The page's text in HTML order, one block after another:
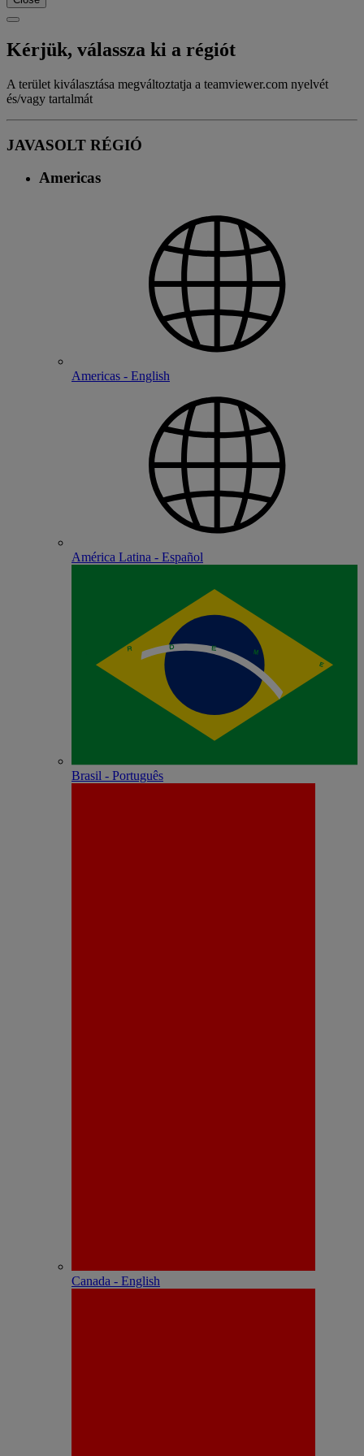
Kérjük, válassza ki a régiót
A terület kiválasztása megváltoztatja a teamviewer.com nyelvét
és/vagy tartalmát
JAVASOLT RÉGIÓ
Americas
Americas - English
América Latina - Español
Brasil - Português
Canada - English